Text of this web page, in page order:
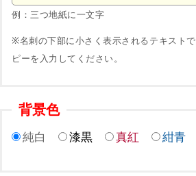
例：三つ地紙に一文字
※名刺の下部に小さく表示されるテキスト
ピーを入力してください。
背景色
純白 漆黒 真紅 紺青